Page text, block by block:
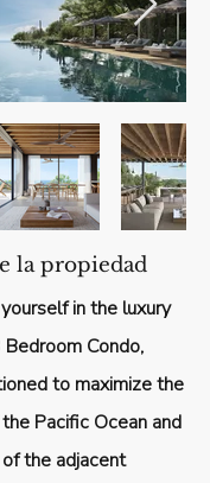
la propiedad
in the luxury
Condo,
to maximize the
Pacific Ocean and
the adjacent